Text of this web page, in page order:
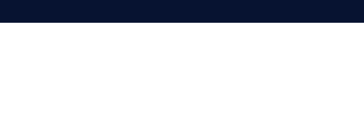
cohérence graphique de sa